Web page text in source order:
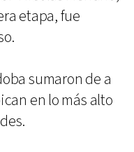
etapa, fue
sumaron de a
en lo más alto